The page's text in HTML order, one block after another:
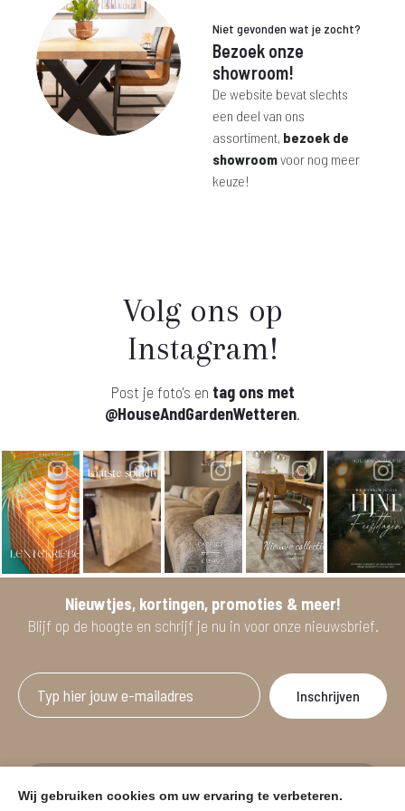
Niet gevonden wat je zocht?
Bezoek onze
showroom!
De website bevat slechts
een deel van ons
assortiment, bezoek de
showroomvoor nog meer
keuze!
Volg ons op
Instagram!
Post je foto's en tag ons met
@HouseAndGardenWetteren.
Nieuwtjes, kortingen, promoties & meer!
Blijf op de hoogte en schrijf je nu in voor onze nieuwsbrief.
vanaf minimum 2 willekeurige artikelen.
Wij gebruiken cookies om uw ervaring te verbeteren.